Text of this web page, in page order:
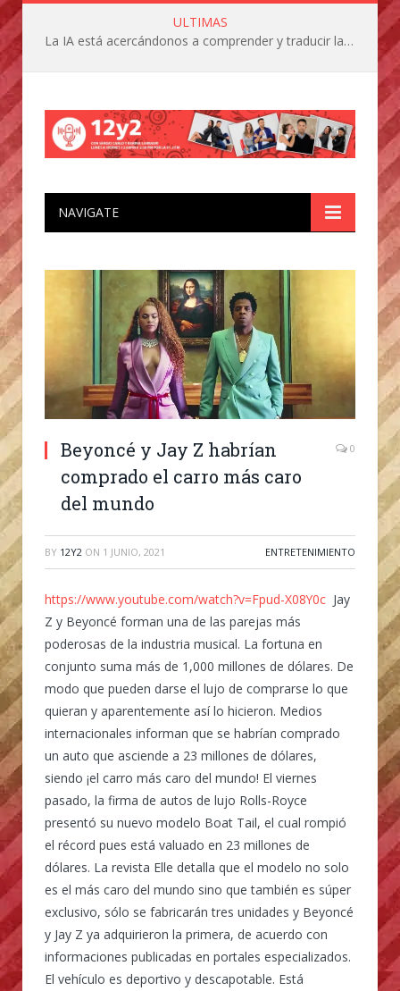
ULTIMAS
La IA está acercándonos a comprender y traducir las vocalizaciones y comportamientos de nuestras mascotas
NAVIGATE
Beyoncé y Jay Z habrían
comprado el carro más caro
del mundo
0
BY 12Y2 ON 1 JUNIO, 2021 ENTRETENIMIENTO
https://www.youtube.com/watch?v=Fpud-X08Y0c Jay
Z y Beyoncé forman una de las parejas más
poderosas de la industria musical. La fortuna en
conjunto suma más de 1,000 millones de dólares. De
modo que pueden darse el lujo de comprarse lo que
quieran y aparentemente así lo hicieron. Medios
internacionales informan que se habrían comprado
un auto que asciende a 23 millones de dólares,
siendo ¡el carro más caro del mundo! El viernes
pasado, la firma de autos de lujo Rolls-Royce
presentó su nuevo modelo Boat Tail, el cual rompió
el récord pues está valuado en 23 millones de
dólares. La revista Elle detalla que el modelo no solo
es el más caro del mundo sino que también es súper
exclusivo, sólo se fabricarán tres unidades y Beyoncé
y Jay Z ya adquirieron la primera, de acuerdo con
informaciones publicadas en portales especializados.
El vehículo es deportivo y descapotable. Está